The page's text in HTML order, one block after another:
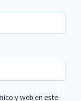
y web en este